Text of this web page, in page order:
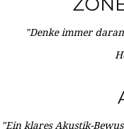
"Denke immer
"Ein klares Akustik-